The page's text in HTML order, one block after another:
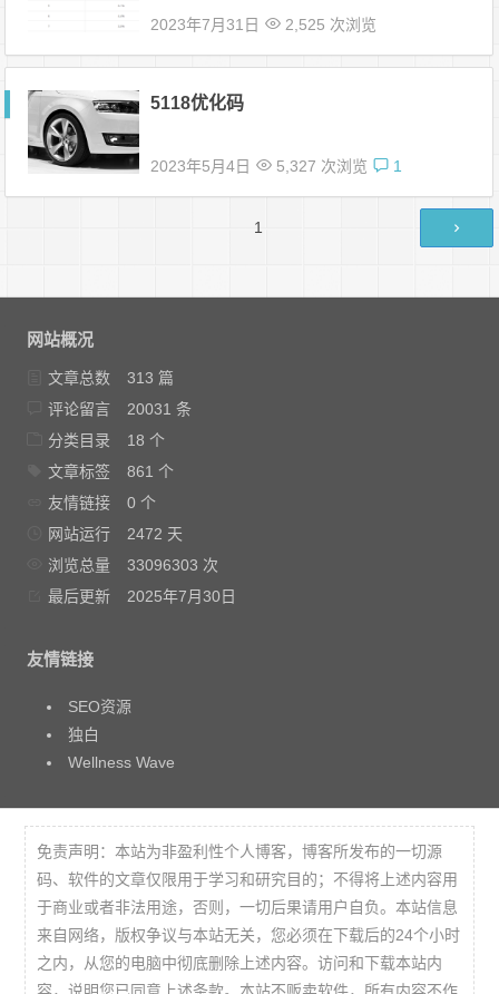
2023年7月31日 2,525 次浏览
5118优化码
2023年5月4日 5,327 次浏览 1
航
1
网站概况
文章总数
313 篇
评论留言
20031 条
分类目录
18 个
文章标签
861 个
友情链接
0 个
网站运行
2472 天
浏览总量
33096303 次
最后更新
2025年7月30日
友情链接
SEO资源
独白
Wellness Wave
免责声明：本站为非盈利性个人博客，博客所发布的一切源
码、软件的文章仅限用于学习和研究目的；不得将上述内容用
于商业或者非法用途，否则，一切后果请用户自负。本站信息
来自网络，版权争议与本站无关，您必须在下载后的24个小时
之内，从您的电脑中彻底删除上述内容。访问和下载本站内
容，说明您已同意上述条款。本站不贩卖软件，所有内容不作